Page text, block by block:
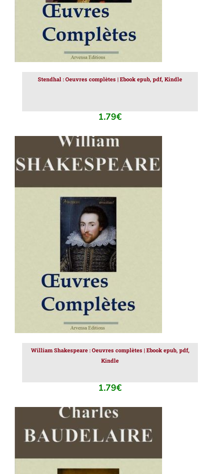
Stendhal : Oeuvres complètes | Ebook epub, pdf, Kindle
1.79€
AJOUTER AU PANIER / DÉTAILS
William Shakespeare : Oeuvres complètes | Ebook epub, pdf,
Kindle
1.79€